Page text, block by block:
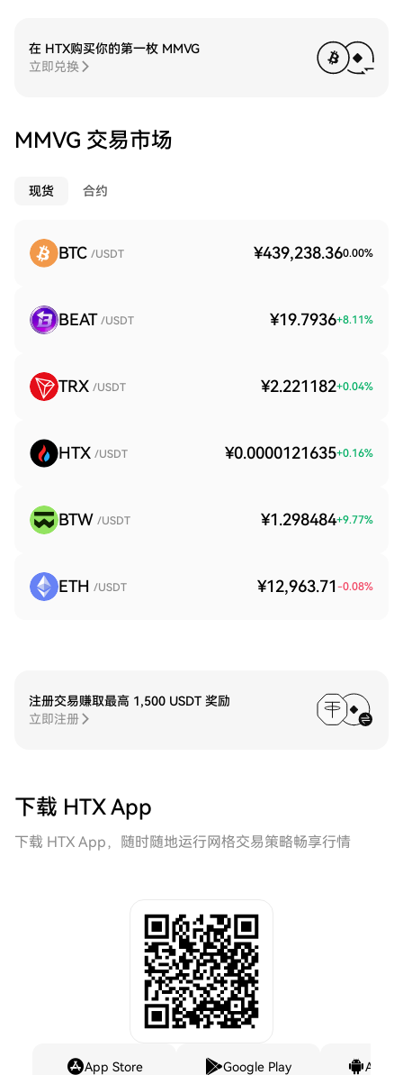
在 HTX购买你的第一枚 MMVG
立即兑换
MMVG 交易市场
现货 合约
BTC /USDT ¥439,238.360.00%
BEAT /USDT ¥19.7936+8.11%
TRX /USDT ¥2.221182+0.04%
HTX /USDT ¥0.0000121635+0.16%
BTW /USDT ¥1.298484+9.77%
ETH /USDT ¥12,963.71 -0.08%
注册交易赚取最高 1,500 USDT 奖励
立即注册
下载 HTX App
下载 HTX App，随时随地运行网格交易策略畅享行情
App Store Google Play